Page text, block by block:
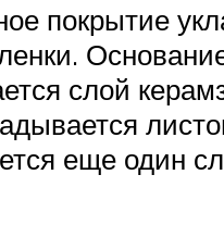
покрытие
слой
еще один